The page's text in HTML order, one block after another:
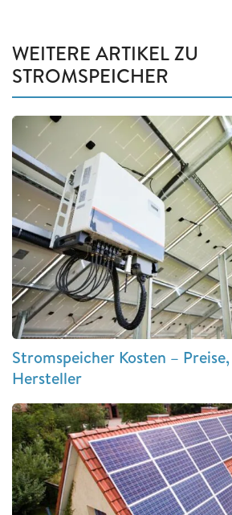
WEITERE ARTIKEL ZU
STROMSPEICHER
Stromspeicher Kosten –
Hersteller